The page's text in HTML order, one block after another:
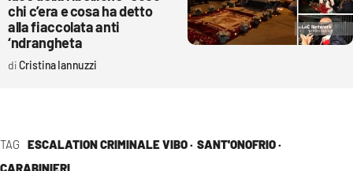
TAG ESCALATION CRIMINALE VIBO · SANT'ONOFRIO ·
CARABINIERI
chi c’era e cosa ha detto
alla fiaccolata anti
‘ndrangheta
Cristina Iannuzzi